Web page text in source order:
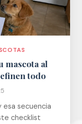
mascota al
todo
esa secuencia
checklist